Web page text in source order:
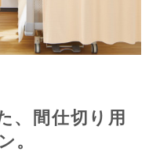
、間仕切り用
。